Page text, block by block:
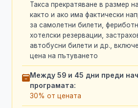
Такса прекратяване в размер
както и ако има фактически
за самолетни билети,
хотелски резервации,
автобусни билети и др.,
цена на пътуването
Между 59 и 45 дни преди
програмата:
30% от цената